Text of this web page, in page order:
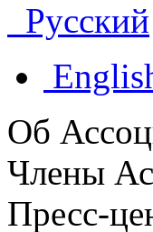
Русский
Об
Члены
Пресс-